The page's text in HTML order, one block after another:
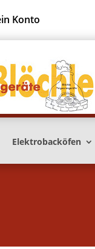
Konto
Elektrobacköfen